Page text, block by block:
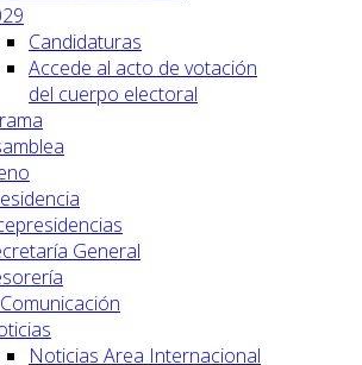
Candidaturas
Accede al acto de votación
del cuerpo electoral
General
Noticias Area Internacional